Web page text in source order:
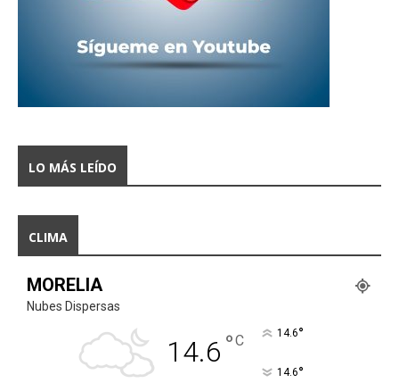
LO MÁS LEÍDO
CLIMA
MORELIA
Nubes Dispersas
14.6 °C 14.6°
14.6°